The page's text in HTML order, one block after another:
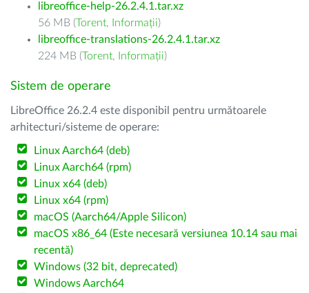
libreoffice-help-26.2.4.1.tar.xz
56 MB (Torent, Informații)
libreoffice-translations-26.2.4.1.tar.xz
224 MB (Torent, Informații)
Sistem de operare
LibreOffice 26.2.4 este disponibil pentru următoarele
arhitecturi/sisteme de operare:
Linux Aarch64 (deb)
Linux Aarch64 (rpm)
Linux x64 (deb)
Linux x64 (rpm)
macOS (Aarch64/Apple Silicon)
macOS x86_64 (Este necesară versiunea 10.14 sau mai
recentă)
Windows (32 bit, deprecated)
Windows Aarch64